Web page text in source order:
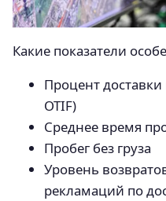
Какие показатели
Процент доставки
OTIF)
Среднее время
Пробег без груза
Уровень
рекламаций по